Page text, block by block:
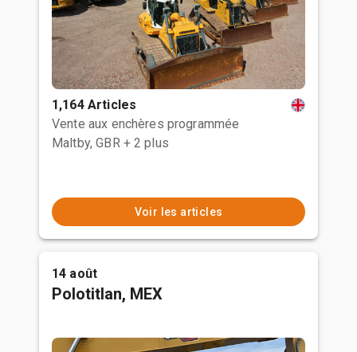
1,164 Articles
Vente aux enchères programmée
Maltby, GBR + 2 plus
Voir les articles
14 août
Polotitlan, MEX